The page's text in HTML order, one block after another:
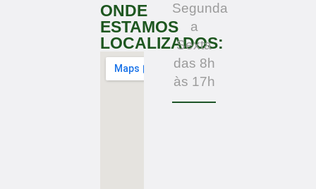
ONDE
ESTAMOS
LOCALIZADOS:
Segunda
a
Sexta
das 8h
às 17h